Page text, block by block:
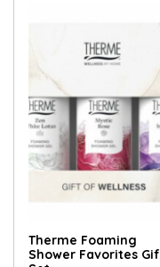
Therme Foaming
Shower Favorites